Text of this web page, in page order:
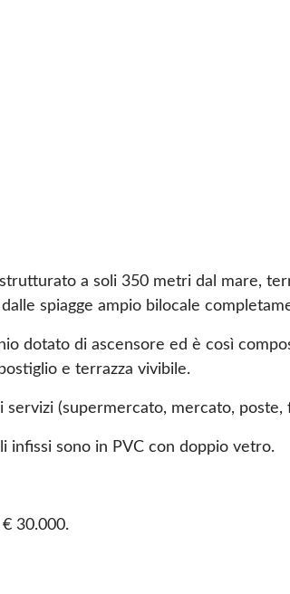
a soli 350 metri dal mare,
spiagge ampio bilocale
dotato di ascensore ed è così
e terrazza vivibile.
(supermercato, mercato, poste,
infissi sono in PVC con doppio vetro.
30.000.